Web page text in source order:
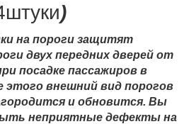
)
на пороги защитят
двух передних дверей от
посадке пассажиров в
этого внешний вид порогов
и обновится. Вы
неприятные дефекты на